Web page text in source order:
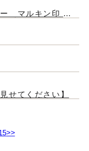
ー マルキン印 各
系キーホルダー！
せてください】
>>